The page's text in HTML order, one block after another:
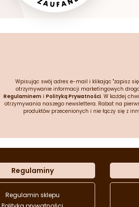
Wpisując swój adres e-mail i klikając "zapisz
otrzymywanie informacji marketingowych
Regulaminem i Polityką Prywatności. W każdej
otrzymywania naszego newslettera. Rabat na
produktów przecenionych i nie łączy się z
Regulaminy
Regulamin sklepu